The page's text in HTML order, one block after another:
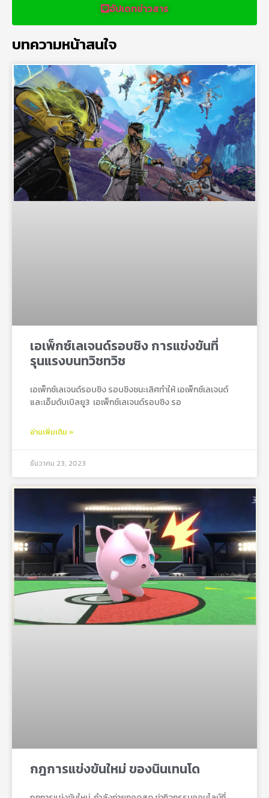
อัปเดทข่าวสาร
บทความหน้าสนใจ
เอเพ็กซ์เลเจนด์รอบชิง การแข่งขันที่
รุนแรงบนทวิชทวิช
เอเพ็กซ์เลเจนด์รอบชิง รอบชิงชนะเลิศทำให้ เอเพ็กซ์เลเจนด์
และเอ็มดับเบิลยู3 เอเพ็กซ์เลเจนด์รอบชิง รอ
อ่านเพิ่มเติม »
ธันวาคม 23, 2023
กฎการแข่งขันใหม่ ของนินเทนโด